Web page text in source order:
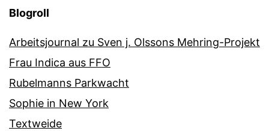
Blogroll
Arbeitsjournal zu Sven j. Olssons Mehring-Projekt
Frau Indica aus FFO
Rubelmanns Parkwacht
Sophie in New York
Textweide